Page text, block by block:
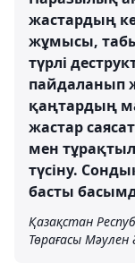
жастардың
жұмысы,
түрлі
пайдаланып
қаңтардың
жастар
мен
түсіну.
басты
Қазақстан
Төрағасы Мәулен